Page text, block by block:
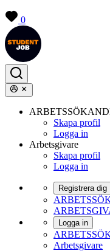
0
Skapa profil
Logga in
Arbetsgivare
Skapa profil
Logga in
Registrera dig
Logga in
Arbetsgivare